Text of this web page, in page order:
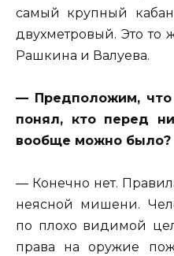
самый крупный
двухметровый. Это то
Рашкина и Валуева.
— Предположим, что
понял, кто перед
вообще можно было?
— Конечно нет.
неясной мишени.
по плохо видимой
права на оружие